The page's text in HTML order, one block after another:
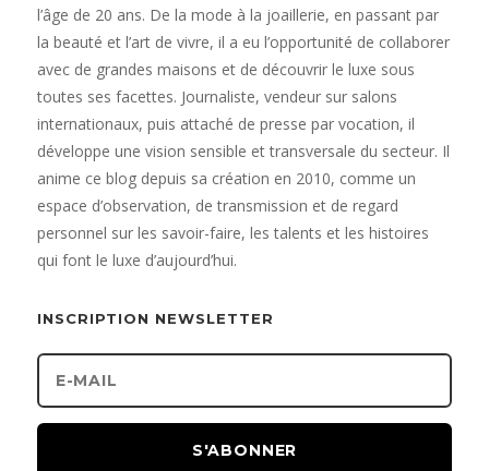
l’âge de 20 ans. De la mode à la joaillerie, en passant par
la beauté et l’art de vivre, il a eu l’opportunité de collaborer
avec de grandes maisons et de découvrir le luxe sous
toutes ses facettes. Journaliste, vendeur sur salons
internationaux, puis attaché de presse par vocation, il
développe une vision sensible et transversale du secteur. Il
anime ce blog depuis sa création en 2010, comme un
espace d’observation, de transmission et de regard
personnel sur les savoir-faire, les talents et les histoires
qui font le luxe d’aujourd’hui.
INSCRIPTION NEWSLETTER
S'ABONNER